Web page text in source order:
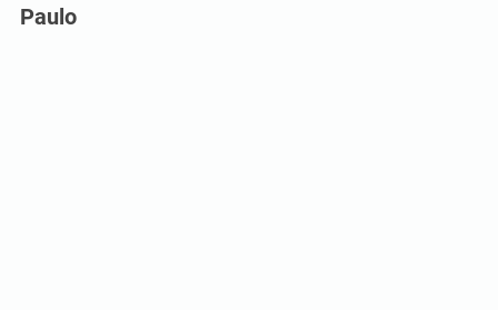
Paulo